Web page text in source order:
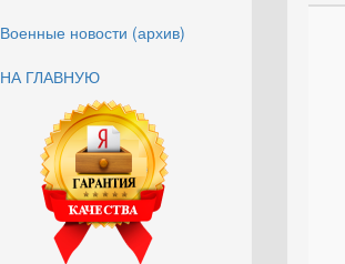
Военные новости (архив)
НА ГЛАВНУЮ